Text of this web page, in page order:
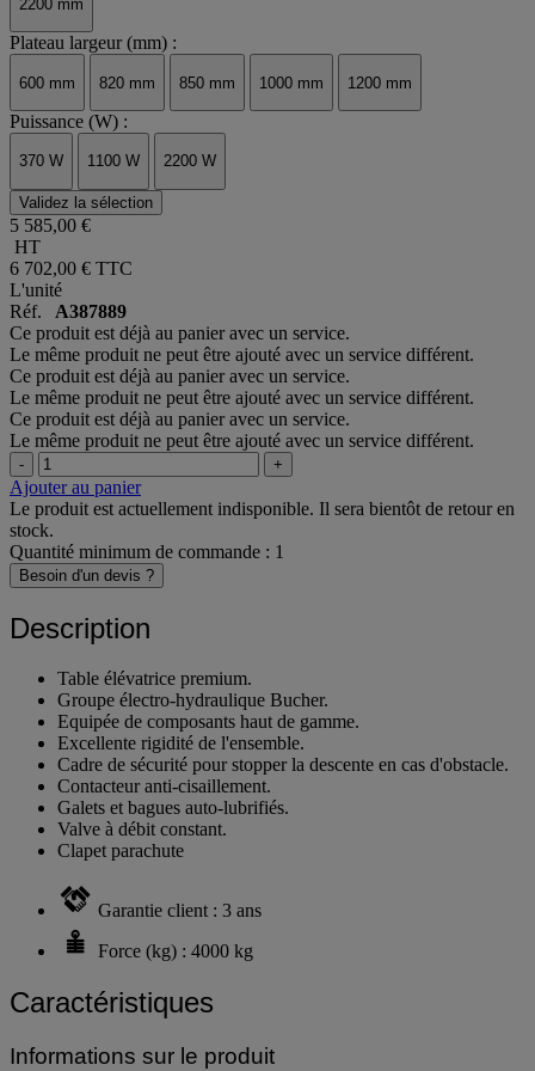
2200 mm
Plateau largeur (mm) :
600 mm 820 mm 850 mm 1000 mm 1200 mm
Puissance (W) :
370 W 1100 W 2200 W
Validez la sélection
5 585,00 €
HT
6 702,00 € TTC
L'unité
Réf. A387889
Ce produit est déjà au panier avec un service.
Le même produit ne peut être ajouté avec un service différent.
Ce produit est déjà au panier avec un service.
Le même produit ne peut être ajouté avec un service différent.
Ce produit est déjà au panier avec un service.
Le même produit ne peut être ajouté avec un service différent.
- +
Ajouter au panier
Le produit est actuellement indisponible. Il sera bientôt de retour en
stock.
Quantité minimum de commande : 1
Besoin d'un devis ?
Description
Table élévatrice premium.
Groupe électro-hydraulique Bucher.
Equipée de composants haut de gamme.
Excellente rigidité de l'ensemble.
Cadre de sécurité pour stopper la descente en cas d'obstacle.
Contacteur anti-cisaillement.
Galets et bagues auto-lubrifiés.
Valve à débit constant.
Clapet parachute
Garantie client : 3 ans
Force (kg) : 4000 kg
Caractéristiques
Informations sur le produit